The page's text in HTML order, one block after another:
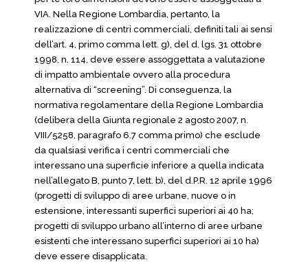
VIA. Nella Regione Lombardia, pertanto, la
realizzazione di centri commerciali, definiti tali ai sensi
dell’art. 4, primo comma lett. g), del d. lgs. 31 ottobre
1998, n. 114, deve essere assoggettata a valutazione
di impatto ambientale ovvero alla procedura
alternativa di “screening”. Di conseguenza, la
normativa regolamentare della Regione Lombardia
(delibera della Giunta regionale 2 agosto 2007, n.
VIII/5258, paragrafo 6.7 comma primo) che esclude
da qualsiasi verifica i centri commerciali che
interessano una superficie inferiore a quella indicata
nell’allegato B, punto 7, lett. b), del d.P.R. 12 aprile 1996
(progetti di sviluppo di aree urbane, nuove o in
estensione, interessanti superfici superiori ai 40 ha;
progetti di sviluppo urbano all’interno di aree urbane
esistenti che interessano superfici superiori ai 10 ha)
deve essere disapplicata.